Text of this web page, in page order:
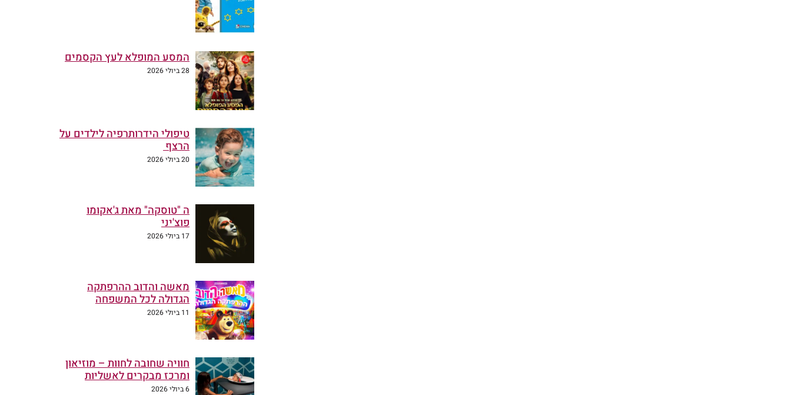
המסע המופלא לעץ הקסמים
28 ביולי 2026
טיפולי הידרותרפיה לילדים על
הרצף
20 ביולי 2026
ה "טוסקה" מאת ג'אקומו
פוצ'יני
17 ביולי 2026
מאשה והדוב ההרפתקה
הגדולה לכל המשפחה
11 ביולי 2026
חוויה שחובה לחוות – מוזיאון
ומרכז מבקרים לאשליות
6 ביולי 2026